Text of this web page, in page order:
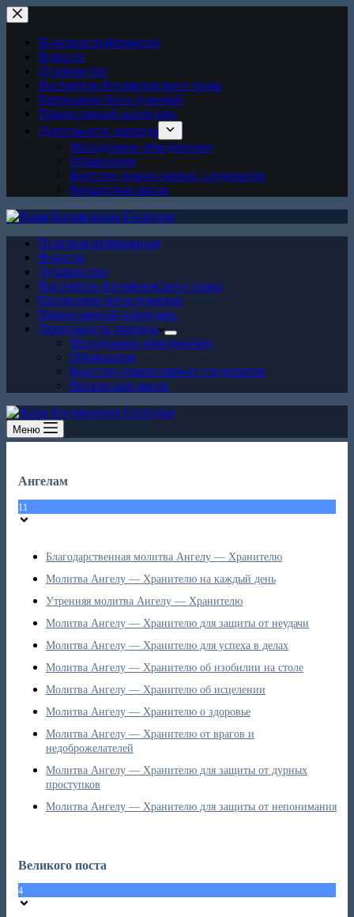
Перейти
к
сути
Полезная информация
Новости
Духовенство
Настоятель Богоявленского храма
Расписание богослужений
Православный календарь
Деятельность прихода
Молодежное объединение
Объявления
Братство православных следопытов
Воскресная школа
Полезная информация
Новости
Духовенство
Настоятель Богоявленского храма
Расписание богослужений
Православный календарь
Деятельность прихода
Молодежное объединение
Объявления
Братство православных следопытов
Воскресная школа
Меню
Ангелам
11
Благодарственная молитва Ангелу — Хранителю
Молитва Ангелу — Хранителю на каждый день
Утренняя молитва Ангелу — Хранителю
Молитва Ангелу — Хранителю для защиты от неудачи
Молитва Ангелу — Хранителю для успеха в делах
Молитва Ангелу — Хранителю об изобилии на столе
Молитва Ангелу — Хранителю об исцелении
Молитва Ангелу — Хранителю о здоровье
Молитва Ангелу — Хранителю от врагов и
недоброжелателей
Молитва Ангелу — Хранителю для защиты от дурных
проступков
Молитва Ангелу — Хранителю для защиты от непонимания
Великого поста
4